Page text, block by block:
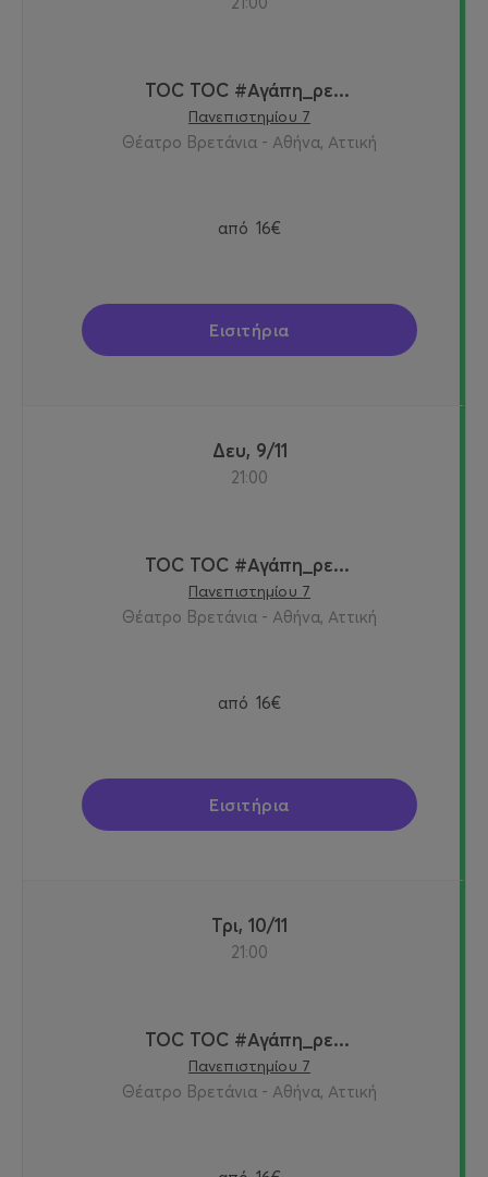
TOC TOC #Αγάπη_ρε...
Πανεπιστημίου 7
Θέατρο Βρετάνια - Αθήνα, Αττική
από 16€
Εισιτήρια
Δευ, 9/11
21:00
TOC TOC #Αγάπη_ρε...
Πανεπιστημίου 7
Θέατρο Βρετάνια - Αθήνα, Αττική
από 16€
Εισιτήρια
Τρι, 10/11
21:00
TOC TOC #Αγάπη_ρε...
Πανεπιστημίου 7
Θέατρο Βρετάνια - Αθήνα, Αττική